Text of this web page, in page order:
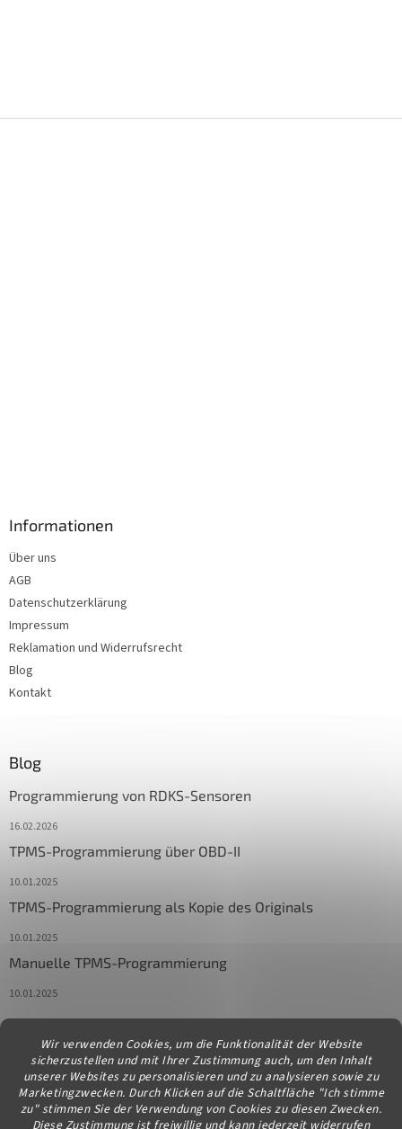
Wir verwenden Cookies, um die Funktionalität der Website
sicherzustellen und mit Ihrer Zustimmung auch, um den Inhalt
unserer Websites zu personalisieren und zu analysieren sowie zu
Marketingzwecken. Durch Klicken auf die Schaltfläche "Ich stimme
zu" stimmen Sie der Verwendung von Cookies zu diesen Zwecken.
Diese Zustimmung ist freiwillig und kann jederzeit widerrufen
Informationen
Über uns
AGB
Datenschutzerklärung
Impressum
Reklamation und Widerrufsrecht
Blog
Kontakt
Blog
Programmierung von RDKS-Sensoren
16.02.2026
TPMS-Programmierung über OBD-II
10.01.2025
TPMS-Programmierung als Kopie des Originals
10.01.2025
Manuelle TPMS-Programmierung
10.01.2025
Kontakt
info@diagstore.at